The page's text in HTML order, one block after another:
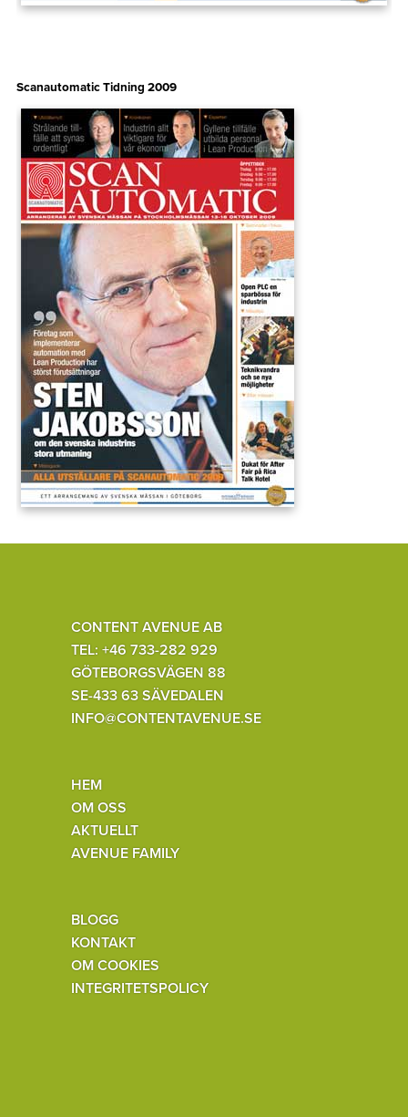
Scanautomatic Tidning 2009
CONTENT AVENUE AB
TEL: +46 733-282 929
GÖTEBORGSVÄGEN 88
SE-433 63 SÄVEDALEN
INFO@CONTENTAVENUE.SE
HEM
OM OSS
AKTUELLT
AVENUE FAMILY
BLOGG
KONTAKT
OM COOKIES
INTEGRITETSPOLICY